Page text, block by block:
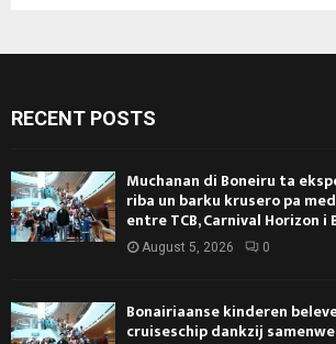
RECENT POSTS
Muchanan di Boneiru ta
riba un barku krusero pa
entre TCB, Carnival Horizon i
August 5, 2026 0
Bonairiaanse kinderen
cruiseschip dankzij